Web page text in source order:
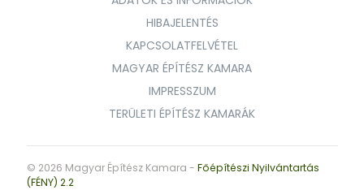
HIBAJELENTÉS
KAPCSOLATFELVÉTEL
MAGYAR ÉPÍTÉSZ KAMARA
IMPRESSZUM
TERÜLETI ÉPÍTÉSZ KAMARÁK
© 2026 Magyar Építész Kamara - Főépítészi Nyilvántartás
(FÉNY) 2.2